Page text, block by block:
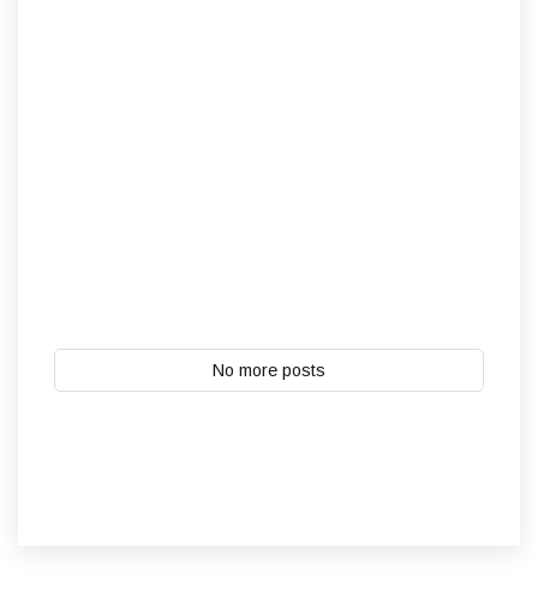
No more posts